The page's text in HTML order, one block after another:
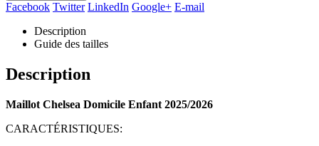
Facebook Twitter LinkedIn Google+ E-mail
Description
Guide des tailles
Description
Maillot Chelsea Domicile Enfant 2025/2026
CARACTÉRISTIQUES: